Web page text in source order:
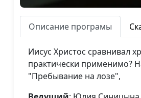
Описание програмы
Иисус Христос сравнивал
практически применимо?
"Пребывание на лозе",